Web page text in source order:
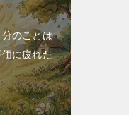
のことは
に疲れた